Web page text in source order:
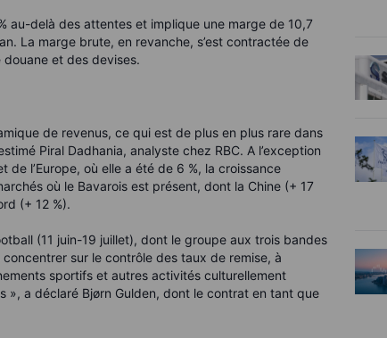
au-delà des attentes et implique une marge de 10,7
La marge brute, en revanche, s’est contractée de
douane et des devises.
de revenus, ce qui est de plus en plus rare dans
Piral Dadhania, analyste chez RBC. A l’exception
l’Europe, où elle a été de 6 %, la croissance
où le Bavarois est présent, dont la Chine (+ 17
(+ 12 %).
(11 juin-19 juillet), dont le groupe aux trois bandes
sur le contrôle des taux de remise, à
sportifs et autres activités culturellement
», a déclaré Bjørn Gulden, dont le contrat en tant que